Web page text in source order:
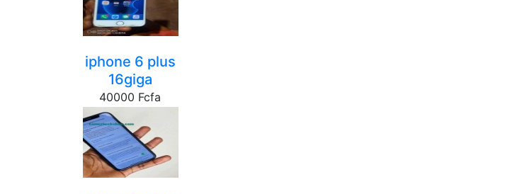
iphone 6 plus
16giga
40000 Fcfa
yaounde